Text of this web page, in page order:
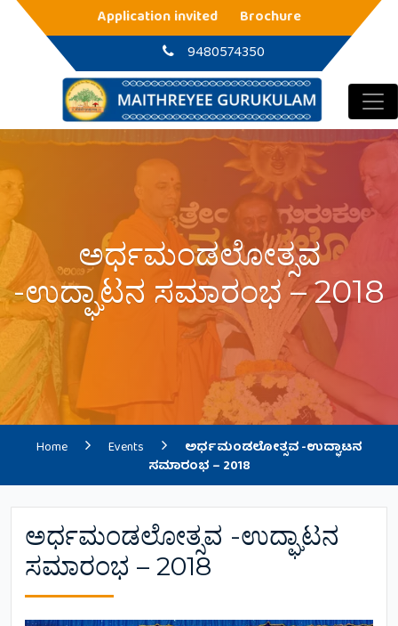
Main Navigation
Application invited
Brochure
9480574350
ಅರ್ಧಮಂಡಲೋತ್ಸವ
-ಉದ್ಘಾಟನ ಸಮಾರಂಭ – 2018
Home Events
ಅರ್ಧಮಂಡಲೋತ್ಸವ -ಉದ್ಘಾಟನ
ಸಮಾರಂಭ – 2018
ಅರ್ಧಮಂಡಲೋತ್ಸವ -ಉದ್ಘಾಟನ
ಸಮಾರಂಭ – 2018